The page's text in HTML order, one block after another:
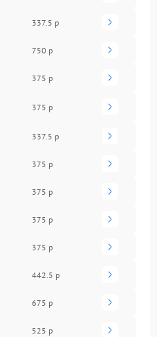
337.5 р
750 р
375 р
375 р
337.5 р
375 р
375 р
375 р
375 р
442.5 р
675 р
525 р